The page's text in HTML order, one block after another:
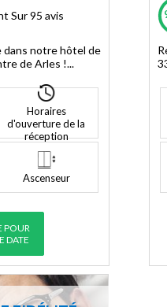
Sur 95 avis
dans notre hôtel de
de Arles !...
Horaires
d'ouverture de la
réception
Ascenseur
POUR
DATE